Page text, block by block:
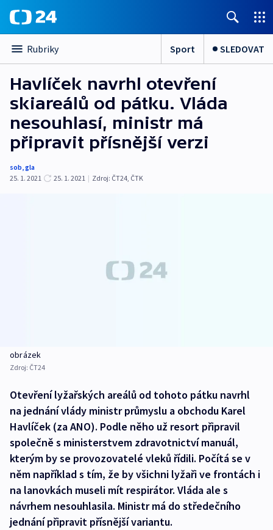
Rubriky Sport SLEDOVAT
Havlíček navrhl otevření
skiareálů od pátku. Vláda
nesouhlasí, ministr má
připravit přísnější verzi
sob,gla
25. 1. 2021
25. 1. 2021 | Zdroj: ČT24, ČTK
obrázek
Zdroj: ČT24
Otevření lyžařských areálů od tohoto pátku navrhl
na jednání vlády ministr průmyslu a obchodu Karel
Havlíček (za ANO). Podle něho už resort připravil
společně s ministerstvem zdravotnictví manuál,
kterým by se provozovatelé vleků řídili. Počítá se v
něm například s tím, že by všichni lyžaři ve frontách i
na lanovkách museli mít respirátor. Vláda ale s
návrhem nesouhlasila. Ministr má do středečního
jednání připravit přísnější variantu.